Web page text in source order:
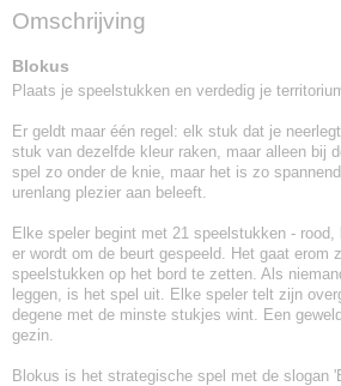
EAN code
746775363840
Omschrijving
Blokus
Plaats je speelstukken en verdedig je
Er geldt maar één regel: elk stuk dat je
stuk van dezelfde kleur raken, maar alleen bij
spel zo onder de knie, maar het is zo
urenlang plezier aan beleeft.
Elke speler begint met 21 speelstukken - rood,
er wordt om de beurt gespeeld. Het gaat erom
speelstukken op het bord te zetten. Als
leggen, is het spel uit. Elke speler telt zijn
degene met de minste stukjes wint. Een
gezin.
Blokus is het strategische spel met de slogan